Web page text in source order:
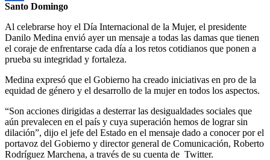
Compartir
Santo Domingo
Al celebrarse hoy el Día Internacional de la Mujer, el presidente
Danilo Medina envió ayer un mensaje a todas las damas que tienen
el coraje de enfrentarse cada día a los retos cotidianos que ponen a
prueba su integridad y fortaleza.
Medina expresó que el Gobierno ha creado iniciativas en pro de la
equidad de género y el desarrollo de la mujer en todos los aspectos.
“Son acciones dirigidas a desterrar las desigualdades sociales que
aún prevalecen en el país y cuya superación hemos de lograr sin
dilación”, dijo el jefe del Estado en el mensaje dado a conocer por el
portavoz del Gobierno y director general de Comunicación, Roberto
Rodríguez Marchena, a través de su cuenta de Twitter.